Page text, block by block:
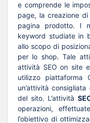
e comprende le
page, la creazione
pagina prodotto. I
keyword studiate in
allo scopo di
per lo shop. Tale
attività SEO on site
utilizzo piattaforma
un’attività
del sito. L’attività
operazioni,
l’obiettivo di